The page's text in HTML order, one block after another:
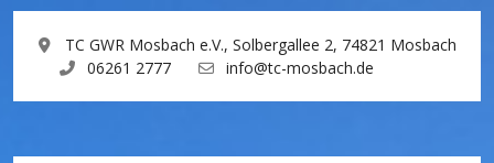
TC GWR Mosbach e.V., Solbergallee 2, 74821 Mosbach
06261 2777
info@tc-mosbach.de